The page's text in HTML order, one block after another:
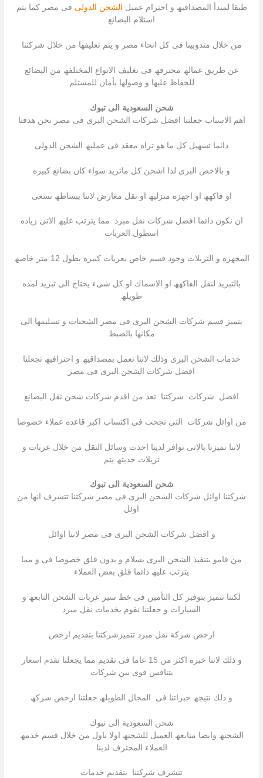
طبقا لمبدأ المصداقیھ و احترام عمیل الشحن الدولى فى مصر كما یتم
استلام البضائع
من خلال مندوبینا فى كل انحاء مصر و یتم تغلیفھا من خلال شركتنا
عن طریق عمالھ محترفھ فى تغلیف الانواع المختلفھ من البضائع
للحفاظ علیھا و وصولھا بأمان للمستلم
شحن السعودية الى تبوك
اھم الاسباب جعلتنا افضل شركات الشحن البرى فى مصر نحن ھدفنا
دائما تسھیل كل ما ھو تراه معقد فى عملیھ الشحن الدولى
و بالاخص البرى لذا اشحن كل ماترید سواء كان بضائع كبیره
او فاكھھ او اجھزه منزلیھ او نقل معارض لاننا ببساطھ نسعى
ان نكون دائما افضل شركات نقل مبرد مما یترتب علیھ الاتى زیاده
اسطول العربات
المجھزه و التریلات وجود قسم خاص بعربات كبیره بطول 12 متر خاصھ
بالتبرید لنقل الفاكھھ او الاسماك او كل شىء یحتاج الى تبرید لمده
طویلھ
یتمیز قسم شركات الشحن البرى فى مصر الشحنات و تسلیمھا الى
مكانھا بالضبط
خدمات الشحن البرى وذلك لاننا نعمل بمصداقیھ و احترافیھ تجعلنا
افضل شركات الشحن البرى فى مصر
افضل شركات شركتنا تعد من اقدم شركات شحن نقل البضائع
من اوائل شركات التى نجحت فى اكتساب اكبر قاعده عملاء خصوصا
لاننا تمیزنا بالاتى توافر لدینا احدث وسائل النقل من خلال عربات و
تریلات حدیثھ یتم
شحن السعودية الى تبوك
شركتنا اوائل شركات الشحن البرى فى مصر شركتنا تتشرف انھا من
اوئل
و افضل شركات الشحن البرى فى مصر لاننا اوائل
من قامو بتنفیذ الشحن البرى بسلام و بدون قلق خصوصا فى و مما
یترتب علیھ دائما قلق بعض العملاء
لكننا نتمیز بتوفیر كل التأمین فى خط سیر عربات الشحن التابعھ و
السیارات و جعلتنا نقوم بخدمات نقل مبرد
ارخص شركة نقل مبرد تتمیزشركتنا بتقدیم ارخص
و ذلك لاننا خبره اكثر من 15 عاما فى تقدیم مما یجعلنا نقدم اسعار
بتنافس قوى بین شركات
و ذلك نتیجھ خبراتنا فى المجال الطویلھ جعلتنا ارخص شركھ
شحن السعودية الى تبوك
الشحنھ وایضا متابعھ العمیل للشحنھ اولا باول من خلال قسم خدمھ
العملاء المحترف لدینا
تتشرف شركتنا بتقدیم خدمات